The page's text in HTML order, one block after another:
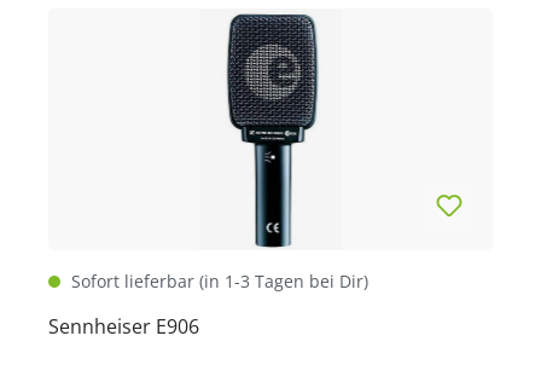
Sofort lieferbar (in 1-3 Tagen bei Dir)
Sennheiser E906